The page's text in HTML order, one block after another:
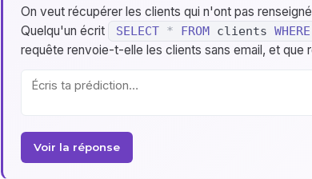
On veut récupérer les clients qui n'ont pas
Quelqu'un écrit
SELECT * FROM clients WHERE
requête renvoie-t-elle les clients sans email, et que
Voir la réponse